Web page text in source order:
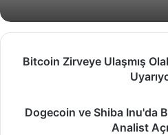
Zirveye
Bitcoin Zirveye Ulaşmış
Dogecoin ve Shiba Inu'da
Analist